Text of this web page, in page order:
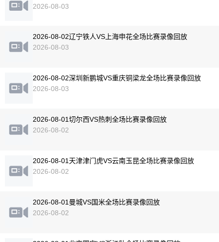
2026-08-03
2026-08-02辽宁铁人VS上海申花全场比赛录像回放
2026-08-03
2026-08-02深圳新鹏城VS重庆铜梁龙全场比赛录像回放
2026-08-03
2026-08-01切尔西VS热刺全场比赛录像回放
2026-08-02
2026-08-01天津津门虎VS云南玉昆全场比赛录像回放
2026-08-02
2026-08-01曼城VS国米全场比赛录像回放
2026-08-02